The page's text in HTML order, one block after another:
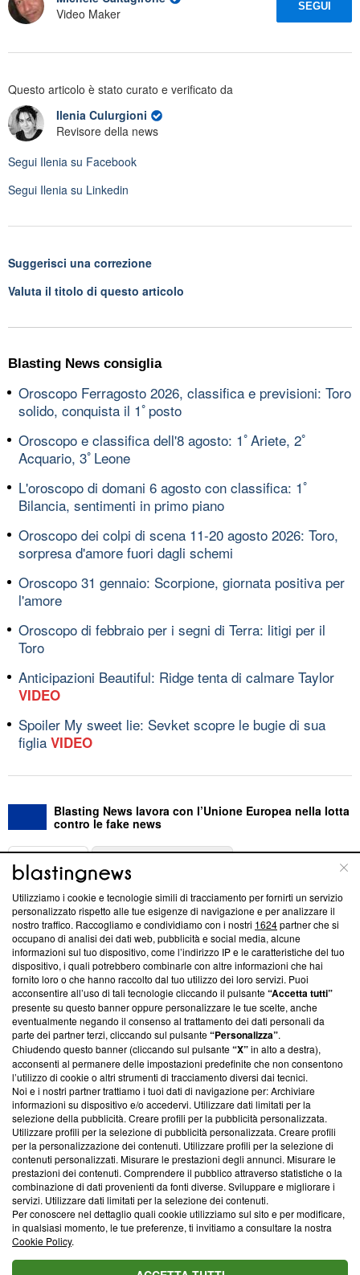
Video Maker
SEGUI
Questo articolo è stato curato e verificato da
Ilenia Culurgioni
Revisore della news
Segui Ilenia su Facebook
Segui Ilenia su Linkedin
Suggerisci una correzione
Valuta il titolo di questo articolo
Blasting News consiglia
Oroscopo Ferragosto 2026, classifica e previsioni: Toro
solido, conquista il 1ﾟposto
Oroscopo e classifica dell'8 agosto: 1ﾟAriete, 2ﾟ
Acquario, 3ﾟLeone
L'oroscopo di domani 6 agosto con classifica: 1ﾟ
Bilancia, sentimenti in primo piano
Oroscopo dei colpi di scena 11-20 agosto 2026: Toro,
sorpresa d'amore fuori dagli schemi
Oroscopo 31 gennaio: Scorpione, giornata positiva per
l'amore
Oroscopo di febbraio per i segni di Terra: litigi per il
Toro
Anticipazioni Beautiful: Ridge tenta di calmare Taylor
VIDEO
Spoiler My sweet lie: Sevket scopre le bugie di sua
figlia VIDEO
Blasting News lavora con l’Unione Europea nella lotta
contro le fake news
ABOUT
Questa sezione offre informazioni trasparenti su Blasting
News, sui nostri processi editoriali e su come ci impegniamo a
creare news di qualità. Inoltre, afferma la nostra aderenza a
‘Trust Project - News with Integrity’Blasting News non è
ancora membro del programma, ma ha richiesto di farne
parte; Trust Project non ha ancora effettuato una verifica di
conformità agli standard.
Su di noi
Team editoriale
Corporate
Redazione
Informativa Privacy
Cookie Policy
Blasting SA, IDI CHE-247.845.224, Via Carlo Frasca, 3 - 6900
Lugano (Svizzera) Tel:+39 0690258937
© 2026 Blasting News
Utilizziamo i cookie e tecnologie simili di tracciamento per fornirti un servizio
personalizzato rispetto alle tue esigenze di navigazione e per analizzare il
nostro traffico. Raccogliamo e condividiamo con i nostri 1624partner che si
occupano di analisi dei dati web, pubblicità e social media, alcune
informazioni sul tuo dispositivo, come l’indirizzo IP e le caratteristiche del tuo
dispositivo, i quali potrebbero combinarle con altre informazioni che hai
fornito loro o che hanno raccolto dal tuo utilizzo dei loro servizi. Puoi
acconsentire all’uso di tali tecnologie cliccando il pulsante“Accetta tutti”
presente su questo banner oppure personalizzare le tue scelte, anche
eventualmente negando il consenso al trattamento dei dati personali da
parte dei partner terzi, cliccando sul pulsante“Personalizza”.
Chiudendo questo banner (cliccando sul pulsante“X”in alto a destra),
acconsenti al permanere delle impostazioni predefinite che non consentono
l’utilizzo di cookie o altri strumenti di tracciamento diversi dai tecnici.
Noi e i nostri partner trattiamo i tuoi dati di navigazione per: Archiviare
informazioni su dispositivo e/o accedervi. Utilizzare dati limitati per la
selezione della pubblicità. Creare profili per la pubblicità personalizzata.
Utilizzare profili per la selezione di pubblicità personalizzata. Creare profili
per la personalizzazione dei contenuti. Utilizzare profili per la selezione di
contenuti personalizzati. Misurare le prestazioni degli annunci. Misurare le
prestazioni dei contenuti. Comprendere il pubblico attraverso statistiche o la
combinazione di dati provenienti da fonti diverse. Sviluppare e migliorare i
servizi. Utilizzare dati limitati per la selezione dei contenuti.
Per conoscere nel dettaglio quali cookie utilizziamo sul sito e per modificare,
in qualsiasi momento, le tue preferenze, ti invitiamo a consultare la nostra
Cookie Policy.